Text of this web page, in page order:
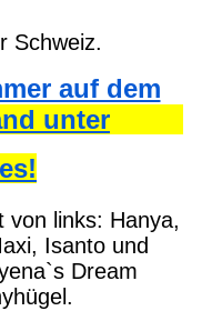
Schweiz.
auf dem
unter
von links: Hanya,
Isanto und
Dream